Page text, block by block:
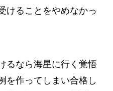
けることをやめなかっ
るなら海星に行く覚悟
を作ってしまい合格し